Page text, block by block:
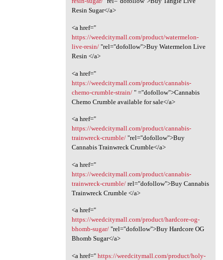
Resin Sugar</a>
<a href="
https://weedcitymall.com/product/watermelon-
live-resin/"rel="dofollow">Buy Watermelon Live
Resin </a>
<a href="
https://weedcitymall.com/product/cannabis-
chemo-crumble-strain/" ="dofollow">Cannabis
Chemo Crumble available for sale</a>
<a href="
https://weedcitymall.com/product/cannabis-
trainwreck-crumble/"rel="dofollow">Buy
Cannabis Trainwreck Crumble</a>
<a href="
https://weedcitymall.com/product/cannabis-
trainwreck-crumble/rel="dofollow">Buy Cannabis
Trainwreck Crumble </a>
<a href="
https://weedcitymall.com/product/hardcore-og-
bhomb-sugar/"rel="dofollow">Buy Hardcore OG
Bhomb Sugar</a>
<a href=" https://weedcitymall.com/product/holy-